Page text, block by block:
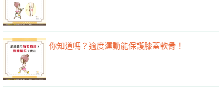
你知道嗎？適度運動能保護膝蓋軟骨！